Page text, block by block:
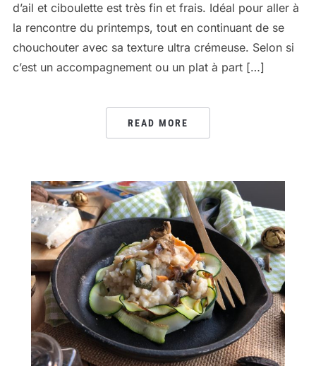
d’ail et ciboulette est très fin et frais. Idéal pour aller à
la rencontre du printemps, tout en continuant de se
chouchouter avec sa texture ultra crémeuse. Selon si
c’est un accompagnement ou un plat à part […]
READ MORE